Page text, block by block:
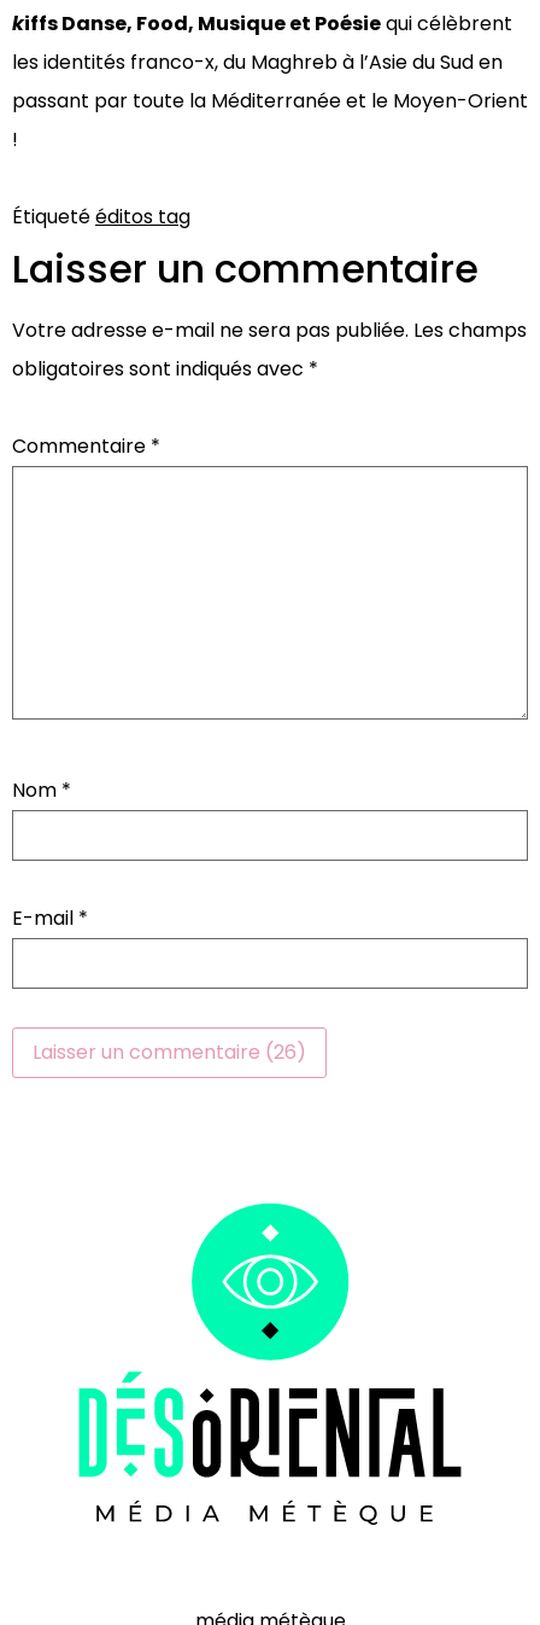
kiffs Danse, Food, Musique et Poésiequi célèbrent
les identités franco-x, du Maghreb à l’Asie du Sud en
passant par toute la Méditerranée et le Moyen-Orient
!
Étiquetééditos tag
Laisser un commentaire
Votre adresse e-mail ne sera pas publiée. Les champs
obligatoires sont indiqués avec *
Commentaire *
Nom *
E-mail *